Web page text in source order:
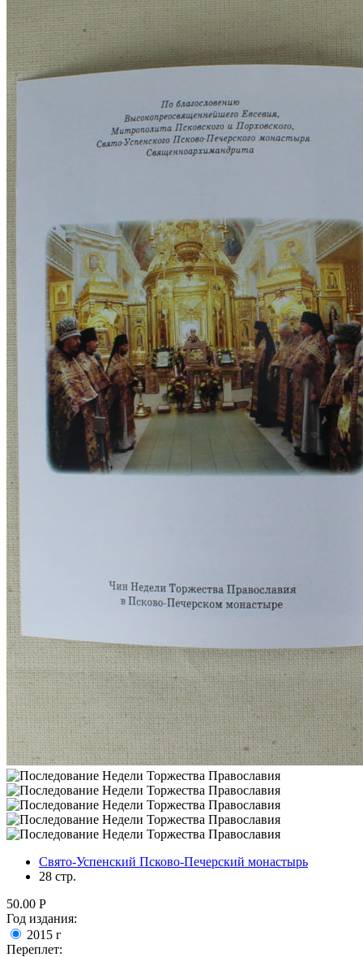
Свято-Успенский Псково-Печерский монастырь
28 стр.
50.00 Р
Год издания:
2015 г
Переплет: